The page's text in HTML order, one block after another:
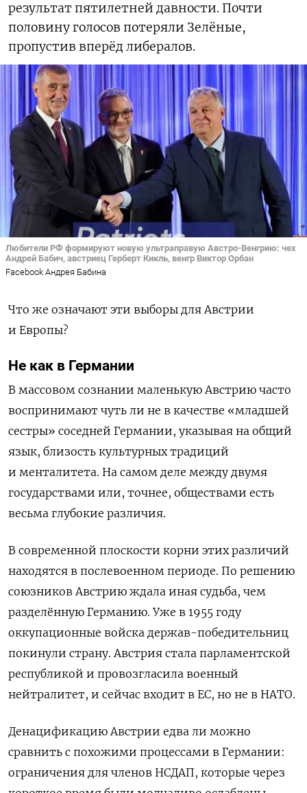
результат пятилетней давности. Почти
половину голосов потеряли Зелёные,
пропустив вперёд либералов.
Любители РФ формируют новую ультраправую Австро-Венгрию: чех
Андрей Бабич, австриец Герберт Кикль, венгр Виктор Орбан
Facebook Андрея Бабина
Что же означают эти выборы для Австрии
и Европы?
Не как в Германии
В массовом сознании маленькую Австрию часто
воспринимают чуть ли не в качестве «младшей
сестры» соседней Германии, указывая на общий
язык, близость культурных традиций
и менталитета. На самом деле между двумя
государствами или, точнее, обществами есть
весьма глубокие различия.
В современной плоскости корни этих различий
находятся в послевоенном периоде. По решению
союзников Австрию ждала иная судьба, чем
разделённую Германию. Уже в 1955 году
оккупационные войска держав-победительниц
покинули страну. Австрия стала парламентской
республикой и провозгласила военный
нейтралитет, и сейчас входит в ЕС, но не в НАТО.
Денацификацию Австрии едва ли можно
сравнить с похожими процессами в Германии:
ограничения для членов НСДАП, которые через